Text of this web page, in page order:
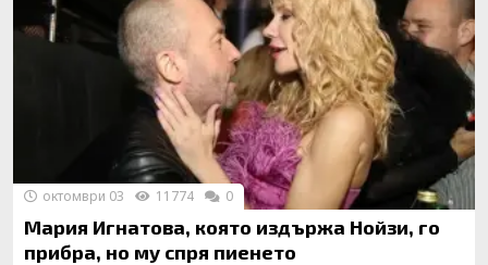
Мария Игнатова, която издържа Нойзи, го
прибра, но му спря пиенето
октомври 03 11774 0